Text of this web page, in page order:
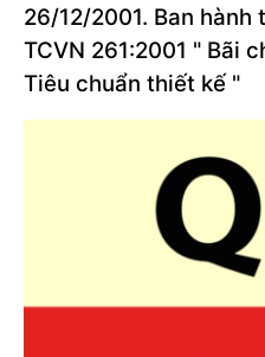
26/12/2001. Ban hành
TCVN 261:2001 " Bãi
Tiêu chuẩn thiết kế "